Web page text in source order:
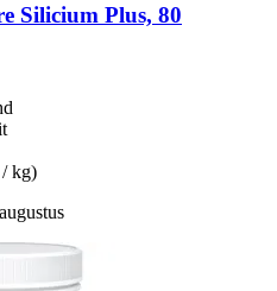
Silicium Plus, 80
kg)